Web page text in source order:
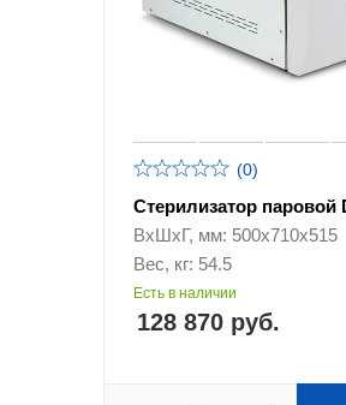
(0)
Стерилизатор паровой
ВхШхГ, мм: 500х710х515
Вес, кг: 54.5
Есть в наличии
128 870 руб.